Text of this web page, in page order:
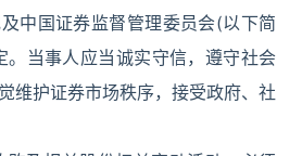
中国证券监督管理委员会(以下简
。当事人应当诚实守信，遵守社会
维护证券市场秩序，接受政府、社